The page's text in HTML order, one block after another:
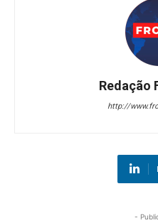
Redação
http://
-